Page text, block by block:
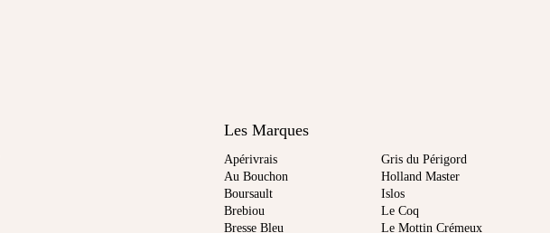
Les Marques
Apérivrais
Au Bouchon
Boursault
Brebiou
Bresse Bleu
Gris du Périgord
Holland Master
Islos
Le Coq
Le Mottin Crémeux